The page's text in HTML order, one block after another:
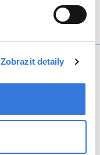
Zobrazit detaily